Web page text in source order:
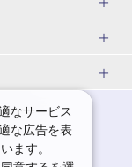
幹線パック
幹線パック
旅行
アー
アー
・スタジオ・ジャパ
ィーク（GW）の国内
行
リシー
なサービス
な広告を表
ます。